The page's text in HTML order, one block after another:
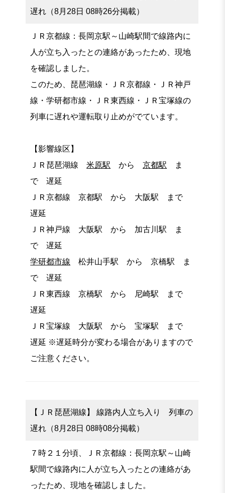
遅れ（8月28日 08時26分掲載）
ＪＲ京都線：長岡京駅～山崎駅間で線路内に
人が立ち入ったとの連絡があったため、現地
を確認しました。
このため、琵琶湖線・ＪＲ京都線・ＪＲ神戸
線・学研都市線・ＪＲ東西線・ＪＲ宝塚線の
列車に遅れや運転取り止めがでています。
【影響線区】
ＪＲ琵琶湖線米原駅 から京都駅 ま
で 遅延
ＪＲ京都線 京都駅 から 大阪駅 まで
遅延
ＪＲ神戸線 大阪駅 から 加古川駅 ま
で 遅延
学研都市線 松井山手駅 から 京橋駅 ま
で 遅延
ＪＲ東西線 京橋駅 から 尼崎駅 まで
遅延
ＪＲ宝塚線 大阪駅 から 宝塚駅 まで
遅延 ※遅延時分が変わる場合がありますので
ご注意ください。
【ＪＲ琵琶湖線】 線路内人立ち入り 列車の
遅れ（8月28日 08時08分掲載）
７時２１分頃、ＪＲ京都線：長岡京駅～山崎
駅間で線路内に人が立ち入ったとの連絡があ
ったため、現地を確認しました。